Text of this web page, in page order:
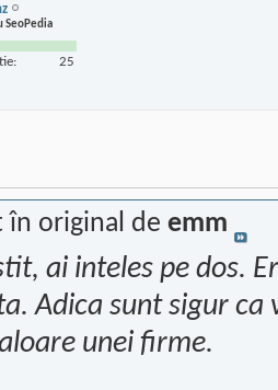
SeoPedia
25
în original de emm
ai inteles pe dos.
Adica sunt sigur ca
unei firme.